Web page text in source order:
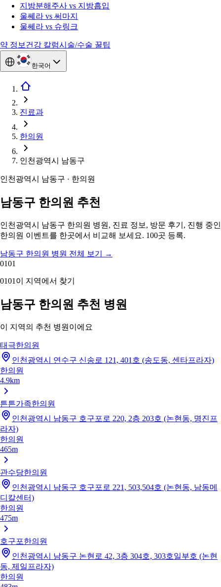
지방분해주사 vs 지방흡입
울쎄라 vs 써마지
울쎄라 vs 슈링크
약 정보 건강 칼럼시술/수술 꿀팁
한국어
진료과
한의원
인천광역시 남동구
인천광역시 남동구 · 한의원
남동구 한의원 추천
인천광역시 남동구 한의원 병원, 진료 정보, 방문 후기, 진행 중인
한의원 이벤트를 한곳에서 비교해 보세요. 100곳 등록.
남동구 한의원 병원 전체 보기
→
0101
0101 이 지역에서 찾기
남동구 한의원 추천 병원
이 지역의 추천 병원이에요
태극한의원
인천광역시 연수구 신송로 121, 401호 (송도동, 센타프라자)
한의원
4.9km
튼튼가족한의원
인천광역시 남동구 호구포로 220, 2층 203호 (논현동, 명진프
라자)
한의원
465m
관수당한의원
인천광역시 남동구 호구포로 221, 503,504호 (논현동, 남동메
디칼센터)
한의원
475m
호구포한의원
인천광역시 남동구 논현로 42, 3층 304호, 303호일부호 (논현
동, 제일프라자)
한의원